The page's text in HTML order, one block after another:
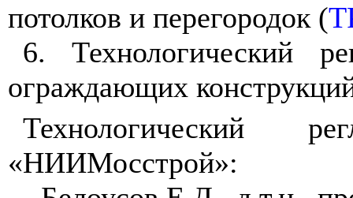
потолков и перегородок (
6. Технологический
ограждающих
Технологический
«НИИМосстрой»: